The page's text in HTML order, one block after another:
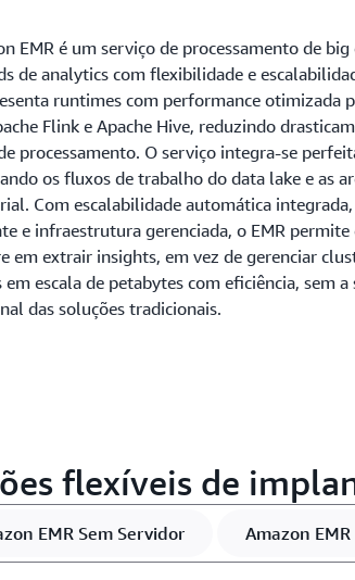
EMR é um serviço de processamento de
de analytics com flexibilidade e
runtimes com performance otimizada
Flink e Apache Hive, reduzindo
processamento. O serviço integra-se
os fluxos de trabalho do data lake e as
Com escalabilidade automática
e infraestrutura gerenciada, o EMR permite
em extrair insights, em vez de gerenciar
escala de petabytes com eficiência, sem a
das soluções tradicionais.
flexíveis de
EMR Sem Servidor Amazon